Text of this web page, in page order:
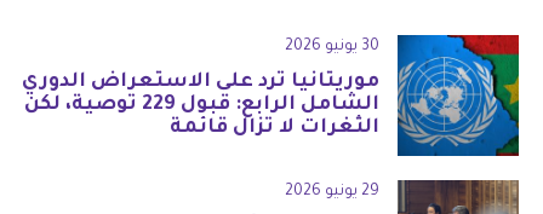
30 يونيو 2026
موريتانيا ترد على الاستعراض الدوري
الشامل الرابع: قبول 229 توصية، لكن
الثغرات لا تزال قائمة
29 يونيو 2026